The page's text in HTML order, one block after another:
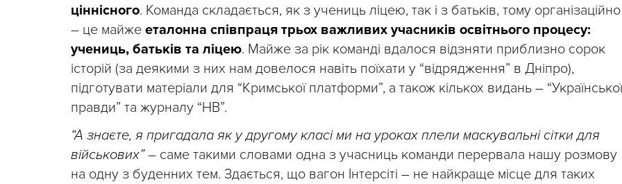
ціннісного. Команда складається, як з учениць ліцею, так і з батьків, тому організаційно
– це майже еталонна співпраця трьох важливих учасників освітнього процесу:
учениць, батьків та ліцею. Майже за рік команді вдалося відзняти приблизно сорок
історій (за деякими з них нам довелося навіть поїхати у “відрядження” в Дніпро),
підготувати матеріали для “Кримської платформи”, а також кількох видань – “Української
правди” та журналу “НВ”.
“А знаєте, я пригадала як у другому класі ми на уроках плели маскувальні сітки для
військових”– саме такими словами одна з учасниць команди перервала нашу розмову
на одну з буденних тем. Здається, що вагон Інтерсіті – не найкраще місце для таких